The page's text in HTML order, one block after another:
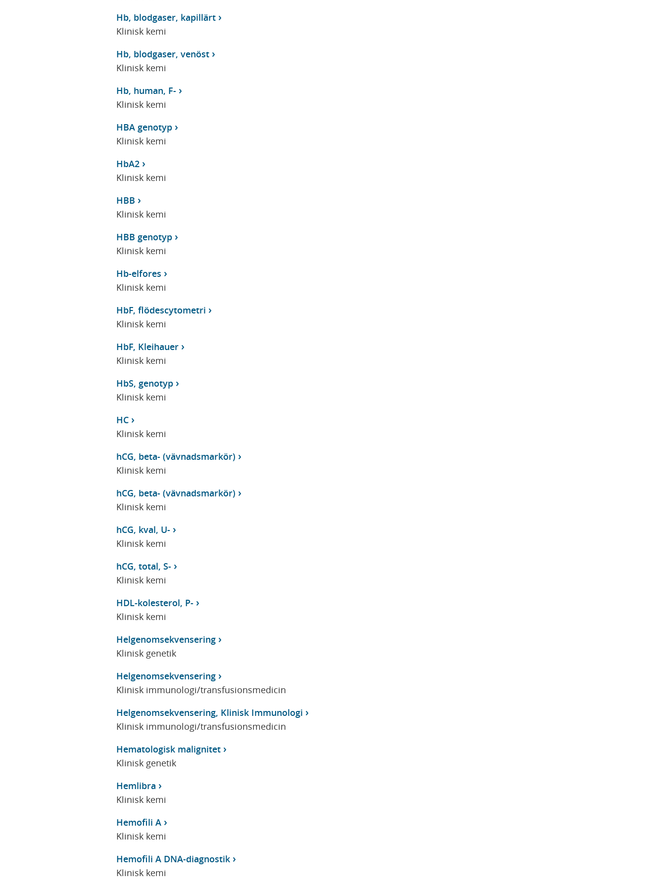
Hb, blodgaser, kapillärt
Klinisk kemi
Hb, blodgaser, venöst
Klinisk kemi
Hb, human, F-
Klinisk kemi
HBA genotyp
Klinisk kemi
HbA2
Klinisk kemi
HBB
Klinisk kemi
HBB genotyp
Klinisk kemi
Hb-elfores
Klinisk kemi
HbF, flödescytometri
Klinisk kemi
HbF, Kleihauer
Klinisk kemi
HbS, genotyp
Klinisk kemi
HC
Klinisk kemi
hCG, beta- (vävnadsmarkör)
Klinisk kemi
hCG, beta- (vävnadsmarkör)
Klinisk kemi
hCG, kval, U-
Klinisk kemi
hCG, total, S-
Klinisk kemi
HDL-kolesterol, P-
Klinisk kemi
Helgenomsekvensering
Klinisk genetik
Helgenomsekvensering
Klinisk immunologi/transfusionsmedicin
Helgenomsekvensering, Klinisk Immunologi
Klinisk immunologi/transfusionsmedicin
Hematologisk malignitet
Klinisk genetik
Hemlibra
Klinisk kemi
Hemofili A
Klinisk kemi
Hemofili A DNA-diagnostik
Klinisk kemi